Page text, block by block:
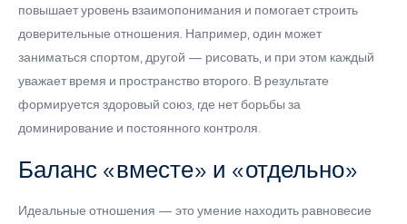
повышает уровень взаимопонимания и помогает строить
доверительные отношения. Например, один может
заниматься спортом, другой — рисовать, и при этом каждый
уважает время и пространство второго. В результате
формируется здоровый союз, где нет борьбы за
доминирование и постоянного контроля.
Баланс «вместе» и «отдельно»
Идеальные отношения — это умение находить равновесие